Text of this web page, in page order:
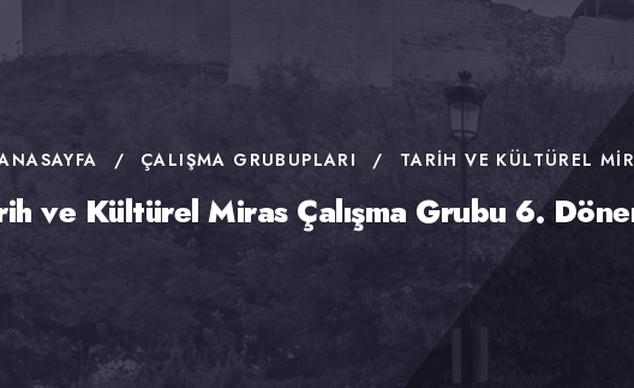
/ ÇALIŞMA GRUBUPLARI / TARIH VE KÜLTÜREL
ve Kültürel Miras Çalışma Grubu 6.